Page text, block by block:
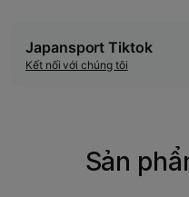
Japansport Tiktok
Kết nối với chúng tôi
Sản